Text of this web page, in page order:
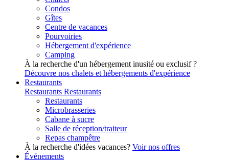
Condos
Gîtes
Centre de vacances
Pourvoiries
Hébergement d'expérience
Camping
À la recherche d'un hébergement inusité ou exclusif ?
Découvre nos chalets et hébergements d'expérience
Restaurants
Restaurants Restaurants
Restaurants
Microbrasseries
Cabane à sucre
Salle de réception/traiteur
Repas champêtre
À la recherche d'idées vacances? Voir nos offres
Événements